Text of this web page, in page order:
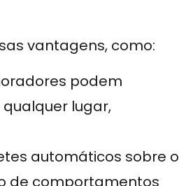
vantagens, como:
podem
lugar,
automáticos sobre o
de comportamentos